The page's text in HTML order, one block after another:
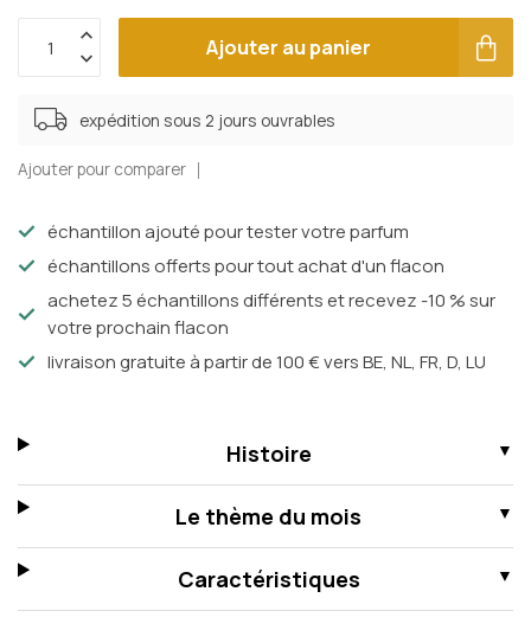
Ajouter au panier
expédition sous 2 jours ouvrables
Ajouter pour comparer
échantillon ajouté pour tester votre parfum
échantillons offerts pour tout achat d'un flacon
achetez 5 échantillons différents et recevez -10 % sur
votre prochain flacon
livraison gratuite à partir de 100 € vers BE, NL, FR, D, LU
Histoire
Le thème du mois
Caractéristiques